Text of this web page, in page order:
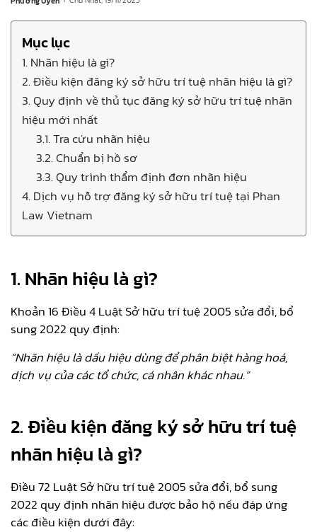
Mục lục
1. Nhãn hiệu là gì?
2. Điều kiện đăng ký sở hữu trí tuệ nhãn hiệu là gì?
3. Quy định về thủ tục đăng ký sở hữu trí tuệ nhãn
hiệu mới nhất
3.1. Tra cứu nhãn hiệu
3.2. Chuẩn bị hồ sơ
3.3. Quy trình thẩm định đơn nhãn hiệu
4. Dịch vụ hỗ trợ đăng ký sở hữu trí tuệ tại Phan
Law Vietnam
1. Nhãn hiệu là gì?
Khoản 16 Điều 4 Luật Sở hữu trí tuệ 2005 sửa đổi, bổ
sung 2022 quy định:
“Nhãn hiệu là dấu hiệu dùng để phân biệt hàng hoá,
dịch vụ của các tổ chức, cá nhân khác nhau.”
2. Điều kiện đăng ký sở hữu trí tuệ
nhãn hiệu là gì?
Điều 72 Luật Sở hữu trí tuệ 2005 sửa đổi, bổ sung
2022 quy định nhãn hiệu được bảo hộ nếu đáp ứng
các điều kiện dưới đây: